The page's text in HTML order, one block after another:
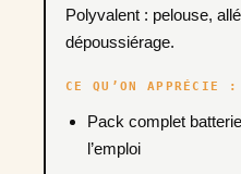
Polyvalent : pelouse,
dépoussiérage.
CE QU’ON APPRÉCIE :
Pack complet
l’emploi